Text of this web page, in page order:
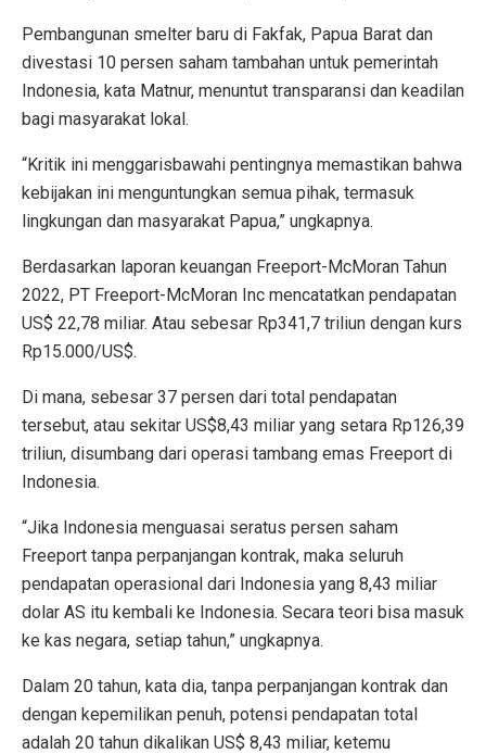
Pembangunan smelter baru di Fakfak, Papua Barat dan
divestasi 10 persen saham tambahan untuk pemerintah
Indonesia, kata Matnur, menuntut transparansi dan keadilan
bagi masyarakat lokal.
“Kritik ini menggarisbawahi pentingnya memastikan bahwa
kebijakan ini menguntungkan semua pihak, termasuk
lingkungan dan masyarakat Papua,” ungkapnya.
Berdasarkan laporan keuangan Freeport-McMoran Tahun
2022, PT Freeport-McMoran Inc mencatatkan pendapatan
US$ 22,78 miliar. Atau sebesar Rp341,7 triliun dengan kurs
Rp15.000/US$.
Di mana, sebesar 37 persen dari total pendapatan
tersebut, atau sekitar US$8,43 miliar yang setara Rp126,39
triliun, disumbang dari operasi tambang emas Freeport di
Indonesia.
“Jika Indonesia menguasai seratus persen saham
Freeport tanpa perpanjangan kontrak, maka seluruh
pendapatan operasional dari Indonesia yang 8,43 miliar
dolar AS itu kembali ke Indonesia. Secara teori bisa masuk
ke kas negara, setiap tahun,” ungkapnya.
Dalam 20 tahun, kata dia, tanpa perpanjangan kontrak dan
dengan kepemilikan penuh, potensi pendapatan total
adalah 20 tahun dikalikan US$ 8,43 miliar, ketemu